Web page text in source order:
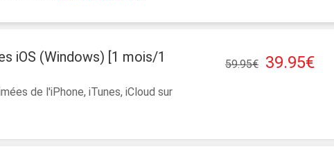
iOS (Windows) [1 mois/1
de l'iPhone, iTunes, iCloud sur
39.95€
59.95€